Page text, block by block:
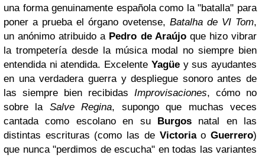
una forma genuinamente española como la "batalla" para
poner a prueba el órgano ovetense, Batalha de VI Tom,
un anónimo atribuido a Pedro de Araújoque hizo vibrar
la trompetería desde la música modal no siempre bien
entendida ni atendida. Excelente Yagüey sus ayudantes
en una verdadera guerra y despliegue sonoro antes de
las siempre bien recibidas Improvisaciones, cómo no
sobre la Salve Regina, supongo que muchas veces
cantada como escolano en su Burgosnatal en las
distintas escrituras (como las de VictoriaoGuerrero)
que nunca "perdimos de escucha" en todas las variantes